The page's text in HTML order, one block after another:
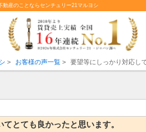
産のことならセンチュリー21マルヨシ
> お客様の声一覧> 要望等にしっかり対応し
とても良かったと思います。